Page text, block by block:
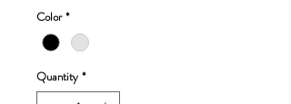
Color *
Quantity *